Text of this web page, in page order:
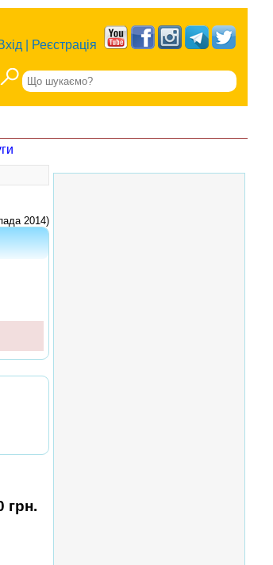
Реєстрація
2014)
грн.